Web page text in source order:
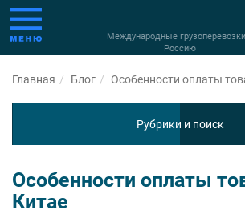
Международные
Россию
Главная Блог Особенности оплаты
Рубрики и поиск
Особенности оплаты
Китае